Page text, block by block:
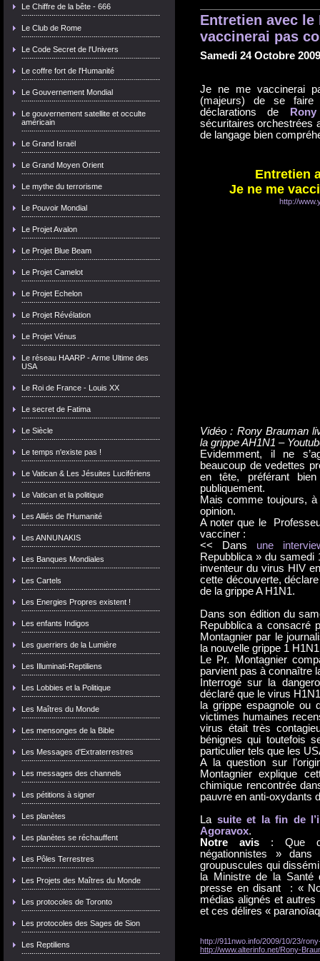
Le Chiffre de la bête - 666
Le Club de Rome
Le Code Secret de l'Univers
Le coffre fort de l'Humanité
Le Gouvernement Mondial
Le gouvernement satellite et occulte
américain
Le Grand Israël
Le Grand Moyen Orient
Le mythe du terrorisme
Le Pouvoir Mondial
Le Projet Avalon
Le Projet Blue Beam
Le Projet Camelot
Le Projet Echelon
Le Projet Révélation
Le Projet Vénus
Le réseau HAARP - Arme Ultime des
USA
Le Roi de France - Louis XX
Le secret de Fatima
Le Siècle
Le temps n'existe pas !
Le Vatican & Les Jésuites Lucifériens
Le Vatican et la politique
Les Alliés de l'Humanité
Les ANNUNAKIS
Les Banques Mondiales
Les Cartels
Les Energies Propres existent !
Les enfants Indigos
Les guerriers de la Lumière
Les Illuminati-Reptiliens
Les Lobbies et la Politique
Les Maîtres du Monde
Les mensonges de la Bible
Les Messages d'Extraterrestres
Les messages des channels
Les pétitions à signer
Les planètes
Les planètes se réchauffent
Les Pôles Terrestres
Les Projets des Maîtres du Monde
Les protocoles de Toronto
Les protocoles des Sages de Sion
Les Reptiliens
Entretien avec le
vaccinerai pas
Samedi 24 Octobre 2009
Je ne me vaccinerai
(majeurs) de se faire
déclarations de
sécuritaires orchestrées
de langage bien
Entretien
Je ne me
http://
Vidéo : Rony Brauman
la grippe AH1N1 –
Evidemment, il ne
beaucoup de vedettes
en tête, préférant
publiquement.
Mais comme toujours,
opinion.
A noter que le
vacciner :
<< Dans une
Repubblica » du samedi
inventeur du virus HIV
cette découverte,
de la grippe A H1N1.
Dans son édition du
Repubblica a consacré
Montagnier par le
la nouvelle grippe 1
Le Pr. Montagnier
parvient pas à connaître
Interrogé sur la
déclaré que le virus
la grippe espagnole ou
victimes humaines
virus était très
bénignes qui toutefois
particulier tels que les
A la question sur
Montagnier explique
chimique rencontrée
pauvre en anti-
La suite et la fin de
Agoravox.
Notre avis: Que de
négationnistes »
groupuscules qui
la Ministre de la Santé
presse en disant : «
médias alignés et
et ces délires «
http://911nwo.info/2009/10/23/
http://www.alterinfo.net/Rony-